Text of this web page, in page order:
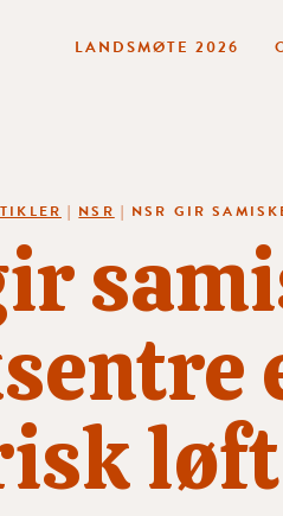
LANDSMØTE 2026
| NSR | NSR GIR
løft